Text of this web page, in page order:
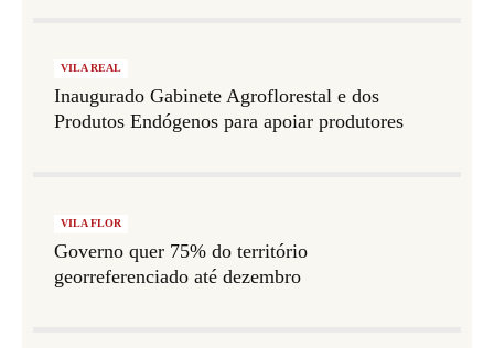
VILA REAL
Inaugurado Gabinete Agroflorestal e dos
Produtos Endógenos para apoiar produtores
VILA FLOR
Governo quer 75% do território
georreferenciado até dezembro